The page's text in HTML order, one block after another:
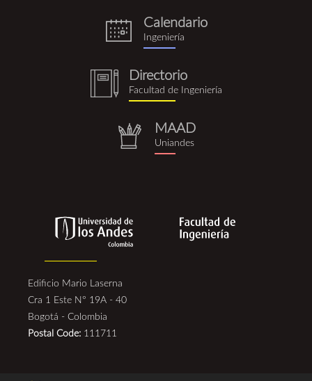
eventos.png
Calendario
Ingeniería
notebook
(1).png
Directorio
Facultad de Ingeniería
repositorio.png
MAAD
Uniandes
Edificio Mario Laserna
Cra 1 Este N° 19A - 40
Bogotá - Colombia
Postal Code: 111711